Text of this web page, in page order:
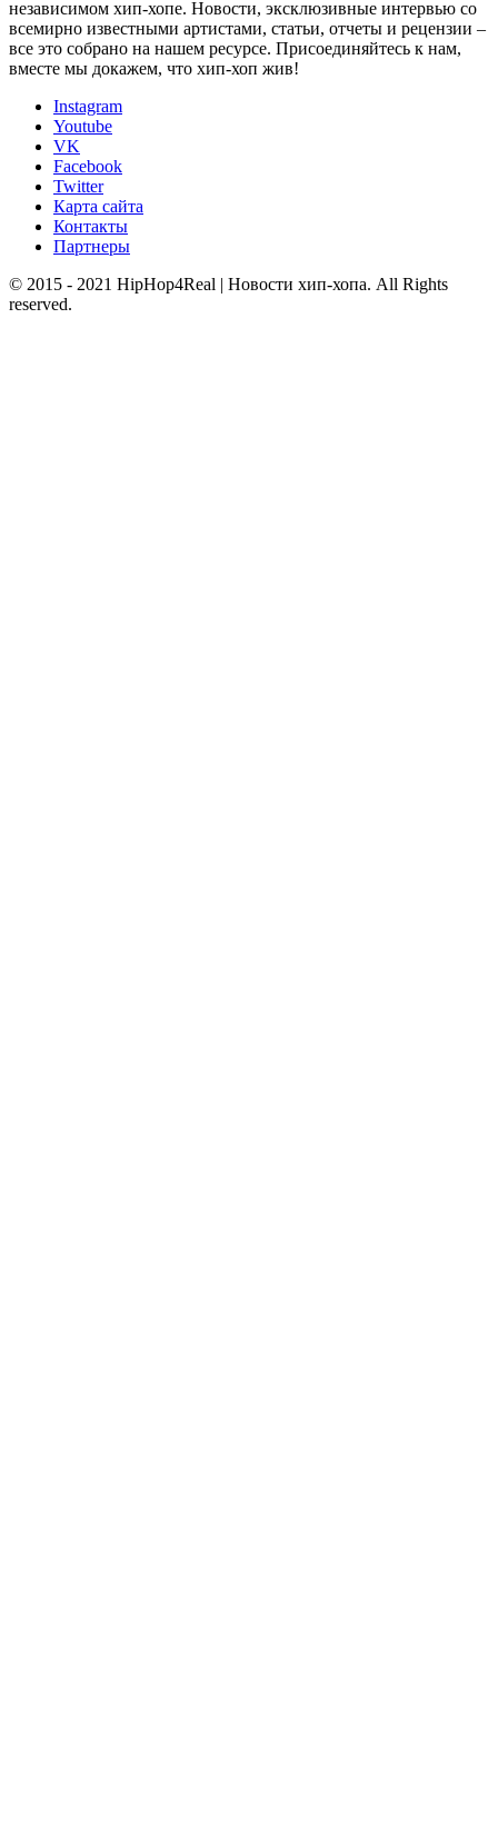
независимом хип-хопе. Новости, эксклюзивные интервью со
всемирно известными артистами, статьи, отчеты и рецензии –
все это собрано на нашем ресурсе. Присоединяйтесь к нам,
вместе мы докажем, что хип-хоп жив!
Instagram
Youtube
VK
Facebook
Twitter
Карта сайта
Контакты
Партнеры
© 2015 - 2021 HipHop4Real | Новости хип-хопа. All Rights
reserved.